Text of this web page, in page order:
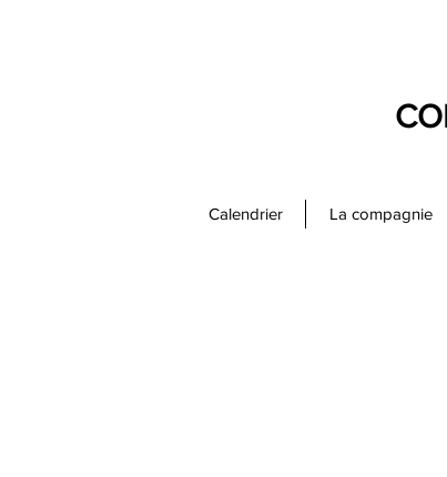
Calendrier La compagnie